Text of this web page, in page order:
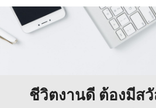
ชีวิตงานดี ต้องมีส